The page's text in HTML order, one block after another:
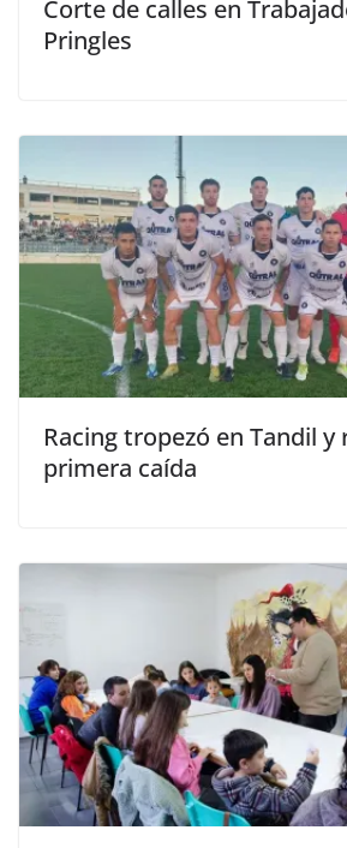
Corte de calles en
Pringles
Racing tropezó en Tandil y
primera caída